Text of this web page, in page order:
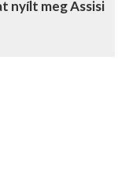
nyílt meg Assisi